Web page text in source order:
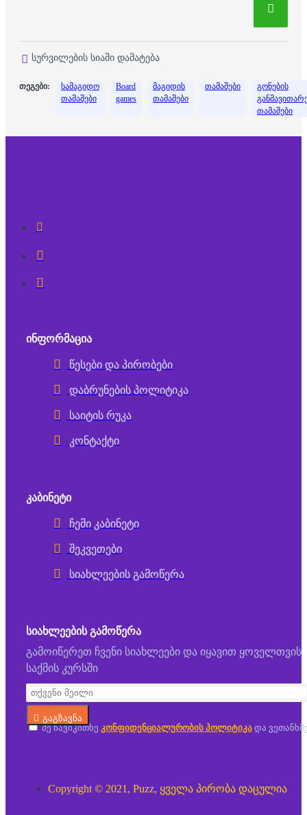
სურვილების სიაში დამატება
თეგები:
სამაგიდო
თამაშები
Board
games
მაგიდის
თამაშები
თამაშები
გონების
თამაშები
ᲘᲜᲤᲝᲠᲛᲐᲪᲘᲐ
წესები და პირობები
დაბრუნების პოლიტიკა
საიტის რუკა
კონტაქტი
ᲙᲐᲑᲘᲜᲔᲢᲘ
ჩემი კაბინეტი
შეკვეთები
სიახლეების გამოწერა
ᲡᲘᲐᲮᲚᲔᲔᲑᲘᲡ ᲒᲐᲛᲝᲬᲔᲠᲐ
გამოიწერეთ ჩვენი სიახლეები და იყავით ყოველთვის
საქმის კურსში
გაგზავნა
მე წავიკითხე კონფიდენციალურობის პოლიტიკა და
Copyright © 2021, Puzz, ყველა პირობა დაცულია